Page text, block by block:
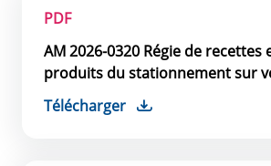
PDF
AM 2026-0320 Régie de recettes
produits du stationnement sur
horodateurs
Télécharger